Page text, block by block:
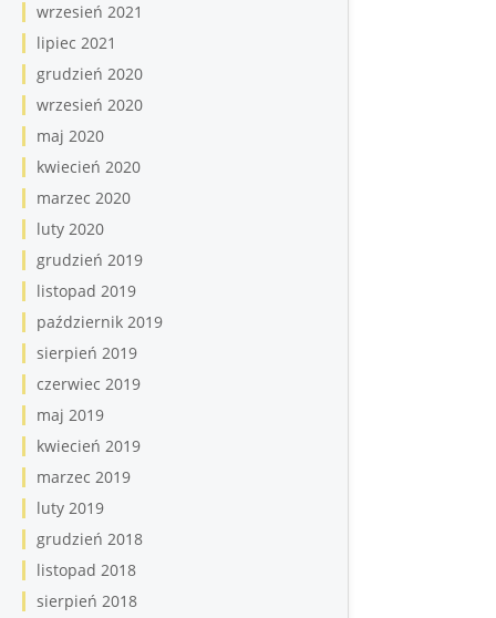
wrzesień 2021
lipiec 2021
grudzień 2020
wrzesień 2020
maj 2020
kwiecień 2020
marzec 2020
luty 2020
grudzień 2019
listopad 2019
październik 2019
sierpień 2019
czerwiec 2019
maj 2019
kwiecień 2019
marzec 2019
luty 2019
grudzień 2018
listopad 2018
sierpień 2018